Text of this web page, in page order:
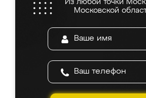
Из любой точки
Московской